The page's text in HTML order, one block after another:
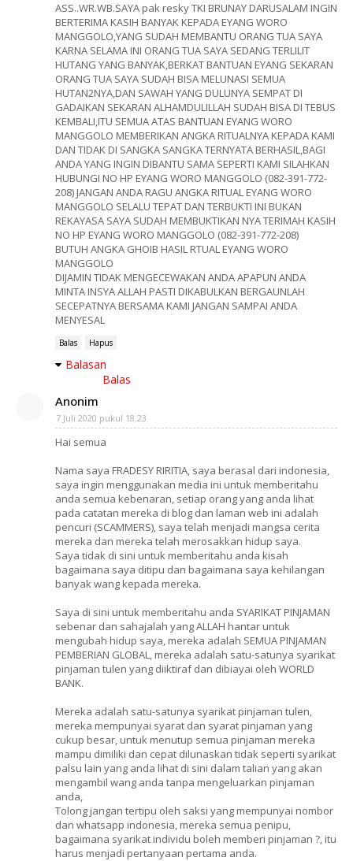
ASS..WR.WB.SAYA pak resky TKI BRUNAY DARUSALAM INGIN
BERTERIMA KASIH BANYAK KEPADA EYANG WORO
MANGGOLO,YANG SUDAH MEMBANTU ORANG TUA SAYA
KARNA SELAMA INI ORANG TUA SAYA SEDANG TERLILIT
HUTANG YANG BANYAK,BERKAT BANTUAN EYANG SEKARAN
ORANG TUA SAYA SUDAH BISA MELUNASI SEMUA
HUTAN2NYA,DAN SAWAH YANG DULUNYA SEMPAT DI
GADAIKAN SEKARAN ALHAMDULILLAH SUDAH BISA DI TEBUS
KEMBALI,ITU SEMUA ATAS BANTUAN EYANG WORO
MANGGOLO MEMBERIKAN ANGKA RITUALNYA KEPADA KAMI
DAN TIDAK DI SANGKA SANGKA TERNYATA BERHASIL,BAGI
ANDA YANG INGIN DIBANTU SAMA SEPERTI KAMI SILAHKAN
HUBUNGI NO HP EYANG WORO MANGGOLO (082-391-772-
208) JANGAN ANDA RAGU ANGKA RITUAL EYANG WORO
MANGGOLO SELALU TEPAT DAN TERBUKTI INI BUKAN
REKAYASA SAYA SUDAH MEMBUKTIKAN NYA TERIMAH KASIH
NO HP EYANG WORO MANGGOLO (082-391-772-208)
BUTUH ANGKA GHOIB HASIL RTUAL EYANG WORO
MANGGOLO
DIJAMIN TIDAK MENGECEWAKAN ANDA APAPUN ANDA
MINTA INSYA ALLAH PASTI DIKABULKAN BERGAUNLAH
SECEPATNYA BERSAMA KAMI JANGAN SAMPAI ANDA
MENYESAL
Balas Hapus
Balasan
Balas
Anonim
7 Juli 2020 pukul 18.23
Hai semua
Nama saya FRADESY RIRITIA, saya berasal dari indonesia,
saya ingin menggunakan media ini untuk memberitahu
anda semua kebenaran, setiap orang yang anda lihat
pada catatan mereka di blog dan laman web ini adalah
pencuri (SCAMMERS), saya telah menjadi mangsa cerita
mereka dan mereka telah merosakkan hidup saya.
Saya tidak di sini untuk memberitahu anda kisah
bagaimana saya ditipu dan bagaimana saya kehilangan
banyak wang kepada mereka.
Saya di sini untuk memberitahu anda SYARIKAT PINJAMAN
sebenar dan sahajalah yang ALLAH hantar untuk
mengubah hidup saya, mereka adalah SEMUA PINJAMAN
PEMBERIAN GLOBAL, mereka adalah satu-satunya syarikat
pinjaman tulen yang diiktiraf dan dibiayai oleh WORLD
BANK.
Mereka adalah satu-satunya syarikat pinjaman tulen,
mereka mempunyai syarat dan syarat pinjaman yang
cukup besar, untuk menutup semua pinjaman mereka
mampu dimiliki dan cepat dilunaskan tidak seperti syarikat
palsu lain yang anda lihat di sini dalam talian yang akan
mengambil wang anda tanpa mengeluarkan pinjaman
anda,
Tolong jangan tertipu oleh saksi yang mempunyai nombor
dan whatsapp indonesia, mereka semua penipu,
bagaimana syarikat individu boleh memberi pinjaman ?, itu
harus menjadi pertanyaan pertama anda.